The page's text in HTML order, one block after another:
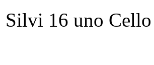
Silvi 16 uno